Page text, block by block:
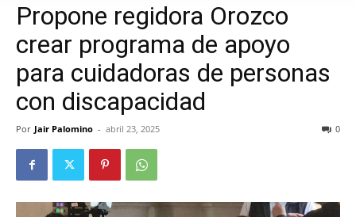
Propone regidora Orozco
crear programa de apoyo
para cuidadoras de personas
con discapacidad
Por Jair Palomino - abril 23, 2025 0